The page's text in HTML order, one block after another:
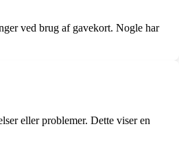
ved brug af gavekort. Nogle har
eller problemer. Dette viser en